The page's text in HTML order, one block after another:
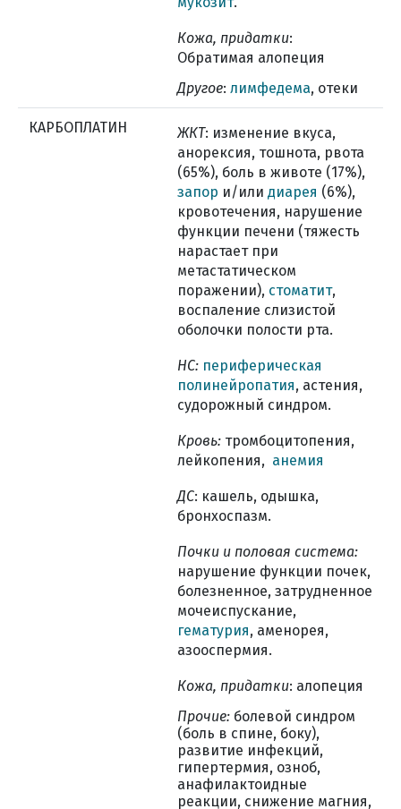
Кожа, придатки:
Обратимая алопеция
Другое: лимфедема, отеки
КАРБОПЛАТИН ЖКТ: изменение вкуса,
анорексия, тошнота, рвота
(65%), боль в животе (17%),
запор и/или диарея (6%),
кровотечения, нарушение
функции печени (тяжесть
нарастает при
метастатическом
поражении), стоматит,
воспаление слизистой
оболочки полости рта.
НС: периферическая
полинейропатия, астения,
судорожный синдром.
Кровь: тромбоцитопения,
лейкопения, анемия
ДС: кашель, одышка,
бронхоспазм.
Почки и половая система:
нарушение функции почек,
болезненное, затрудненное
мочеиспускание,
гематурия, аменорея,
азооспермия.
Кожа, придатки: алопеция
Прочие: болевой синдром
(боль в спине, боку),
развитие инфекций,
гипертермия, озноб,
анафилактоидные
реакции, снижение магния,